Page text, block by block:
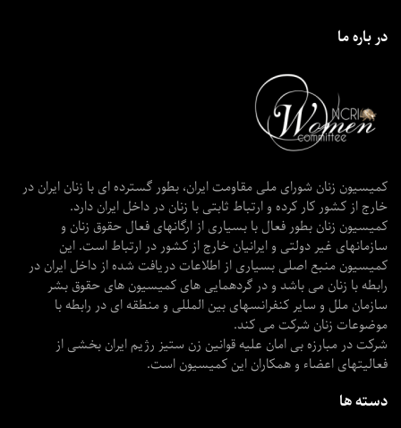
در باره ما
کمیسیون زنان شورای ملی مقاومت ایران، بطور گسترده ای با زنان ایران در
خارج از کشور کار کرده و ارتباط ثابتی با زنان در داخل ایران دارد.
کمیسیون زنان بطور فعال با بسیاری از ارگانهای فعال حقوق زنان و
سازمانهای غیر دولتی و ایرانیان خارج از کشور در ارتباط است. این
کمیسیون منبع اصلی بسیاری از اطلاعات دریافت شده از داخل ایران در
رابطه با زنان می باشد و در گردهمایی های کمیسیون های حقوق بشر
سازمان ملل و سایر کنفرانسهای بین المللی و منطقه ای در رابطه با
موضوعات زنان شرکت می کند.
شرکت در مبارزه بی امان علیه قوانین زن ستیز رژیم ایران بخشی از
فعالیتهای اعضاء و همکاران این کمیسیون است.
دسته ها